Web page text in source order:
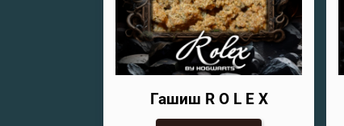
Гашиш R O L E X